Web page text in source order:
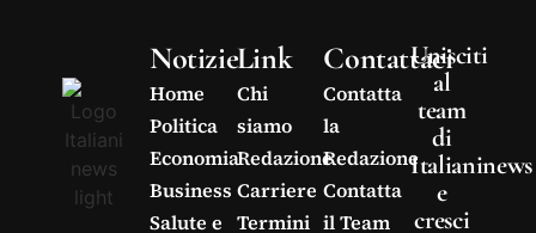
Notizie
Home
Politica
Economia
Business
Salute e
Link
Chi
siamo
Redazione
Carriere
Termini
Contattaci
Contatta
la
Redazione
Contatta
il Team
Unisciti
al
team
di
Italianinews
e
cresci